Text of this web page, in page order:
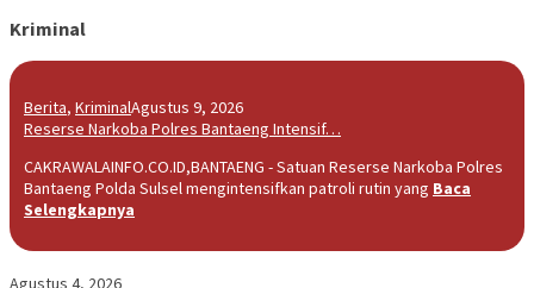
Kriminal
Berita, KriminalAgustus 9, 2026
Reserse Narkoba Polres Bantaeng Intensif…
CAKRAWALAINFO.CO.ID,BANTAENG - Satuan Reserse Narkoba Polres
Bantaeng Polda Sulsel mengintensifkan patroli rutin yang Baca
Selengkapnya
Agustus 4, 2026